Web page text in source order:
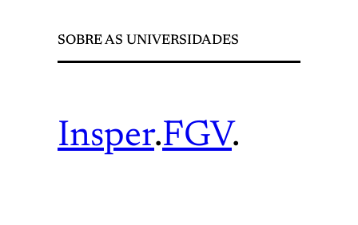
SOBRE AS UNIVERSIDADES
Insper.FGV.